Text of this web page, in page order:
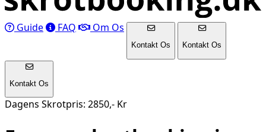
Guide FAQ Om Os
Kontakt Os Kontakt Os
Kontakt Os
Dagens Skrotpris: 2850,- Kr